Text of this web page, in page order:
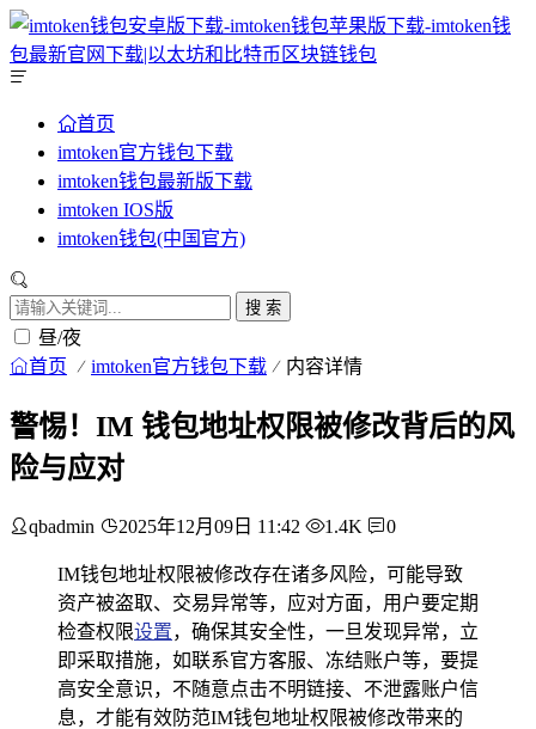
首页
imtoken官方钱包下载
imtoken钱包最新版下载
imtoken IOS版
imtoken钱包(中国官方)
搜 索
昼/夜
首页 imtoken官方钱包下载 内容详情
警惕！IM 钱包地址权限被修改背后的风
险与应对
qbadmin 2025年12月09日 11:42 1.4K 0
IM钱包地址权限被修改存在诸多风险，可能导致
资产被盗取、交易异常等，应对方面，用户要定期
检查权限设置，确保其安全性，一旦发现异常，立
即采取措施，如联系官方客服、冻结账户等，要提
高安全意识，不随意点击不明链接、不泄露账户信
息，才能有效防范IM钱包地址权限被修改带来的